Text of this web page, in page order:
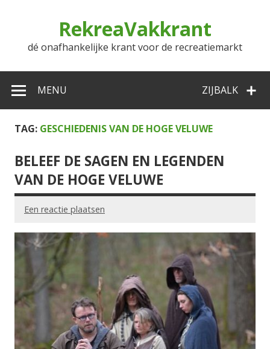
RekreaVakkrant
dé onafhankelijke krant voor de recreatiemarkt
ZIJBALK
MENU
TAG: GESCHIEDENIS VAN DE HOGE VELUWE
BELEEF DE SAGEN EN LEGENDEN
VAN DE HOGE VELUWE
Een reactie plaatsen